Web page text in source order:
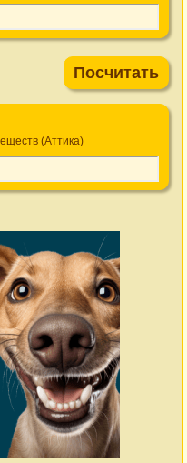
(Аттика)